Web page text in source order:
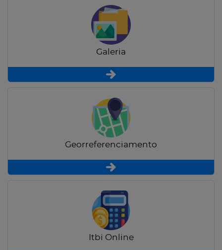
Galeria
Georreferenciamento
Itbi Online